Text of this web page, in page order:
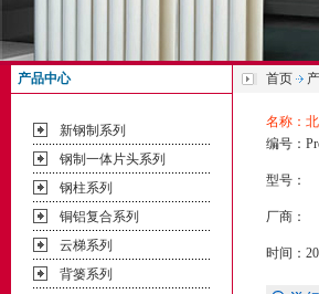
产品中心
新钢制系列
钢制一体片头系列
钢柱系列
铜铝复合系列
云梯系列
背篓系列
首页
名称：
编号：
型号：
厂商：
时间：